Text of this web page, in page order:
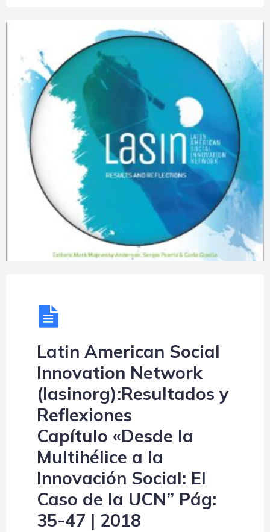
Latin American Social
Innovation Network
(lasinorg):Resultados y
Reflexiones
Capítulo «Desde la
Multihélice a la
Innovación Social: El
Caso de la UCN” Pág:
35-47 | 2018